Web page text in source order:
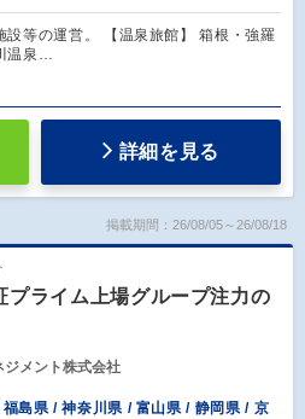
設等の運営。 【温泉旅館】 箱根・強羅
温泉…
詳細を見る
掲載期間：26/08/05～26/08/18
プライム上場グループ注力の
ジメント株式会社
島県 / 神奈川県 / 富山県 / 静岡県 / 京